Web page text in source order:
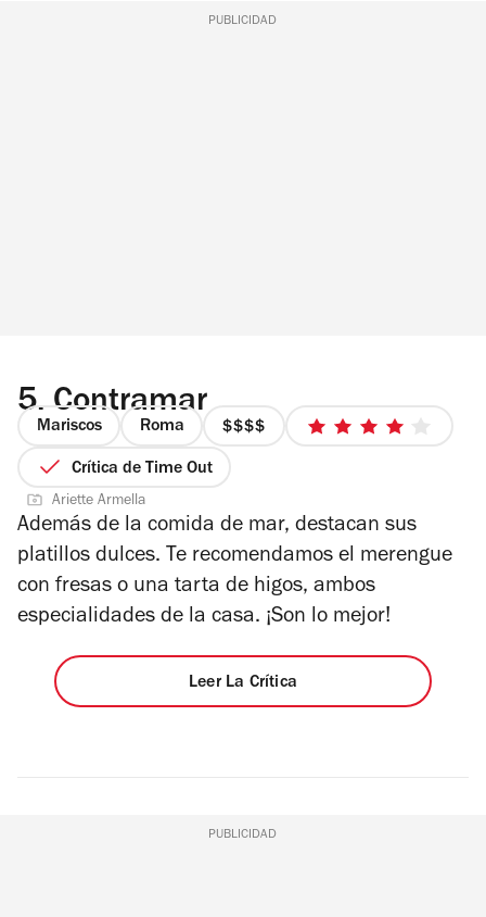
PUBLICIDAD
5. Contramar
Mariscos Roma
precio
4
4
estrellas
Crítica de Time Out
Ariette Armella
Además de la comida de mar, destacan sus
platillos dulces. Te recomendamos el merengue
con fresas o una tarta de higos, ambos
especialidades de la casa. ¡Son lo mejor!
Leer La Crítica
PUBLICIDAD